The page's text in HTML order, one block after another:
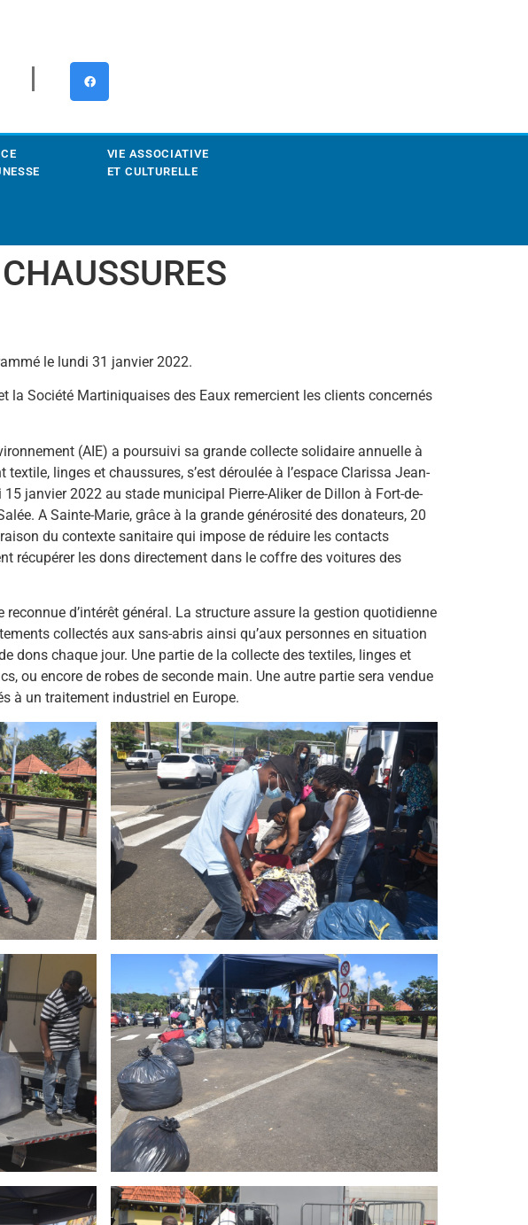
VIE ASSOCIATIVE
ET CULTURELLE
le lundi 31 janvier 2022.
la Société Martiniquaises des Eaux remercient les clients concernés
(AIE) a poursuivi sa grande collecte solidaire annuelle à
linges et chaussures, s’est déroulée à l’espace Clarissa Jean-
janvier 2022 au stade municipal Pierre-Aliker de Dillon à Fort-de-
A Sainte-Marie, grâce à la grande générosité des donateurs, 20
du contexte sanitaire qui impose de réduire les contacts
récupérer les dons directement dans le coffre des voitures des
d’intérêt général. La structure assure la gestion quotidienne
collectés aux sans-abris ainsi qu’aux personnes en situation
dons chaque jour. Une partie de la collecte des textiles, linges et
ou encore de robes de seconde main. Une autre partie sera vendue
à un traitement industriel en Europe.